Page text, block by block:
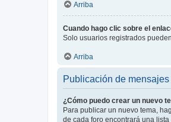
Arriba
Cuando hago clic sobre el
Solo usuarios registrados
Arriba
Publicación de mensajes
¿Cómo puedo crear un nuevo
Para publicar un nuevo tema,
de cada foro encontrará una